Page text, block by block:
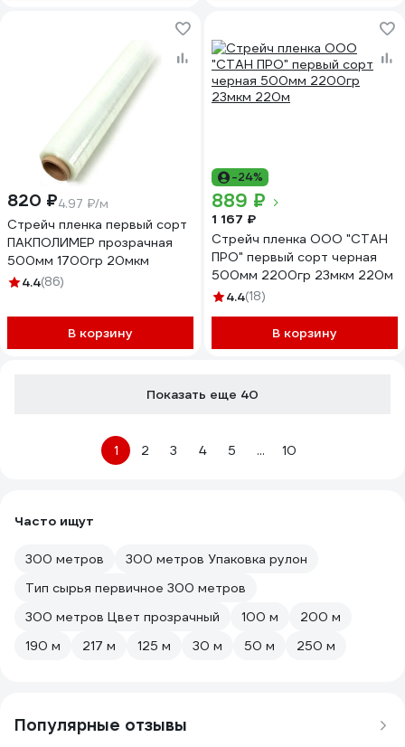
820 ₽4.97 ₽/м
Стрейч пленка первый сорт
ПАКПОЛИМЕР прозрачная
500мм 1700гр 20мкм
4.4(86)
В корзину
-24%
889 ₽
1 167 ₽
Стрейч пленка ООО "СТАН
ПРО" первый сорт черная
500мм 2200гр 23мкм 220м
4.4(18)
В корзину
Показать еще 40
1 2 3 4 5 ... 10
Часто ищут
300 метров
300 метров Упаковка рулон
Тип сырья первичное 300 метров
300 метров Цвет прозрачный
100 м
200 м
190 м
217 м 125 м 30 м 50 м 250 м
Популярные отзывы